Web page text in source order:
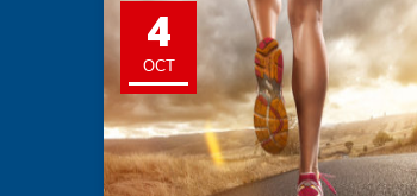
4
OCT